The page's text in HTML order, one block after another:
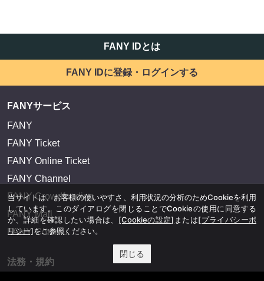
FANY IDとは
FANY IDに登録・ログインする
FANYサービス
FANY
FANY Ticket
FANY Online Ticket
FANY Channel
FANY Crowdfunding
FANY Mall
FANY Commu
法務・規約
当サイトは、お客様の使いやすさ、利用状況の分析のためCookieを利用
しています。このダイアログを閉じることでCookieの使用に同意する
か、詳細を確認したい場合は、 [Cookieの設定] または[プライバシーポ
リシー]をご参照ください。
閉じる